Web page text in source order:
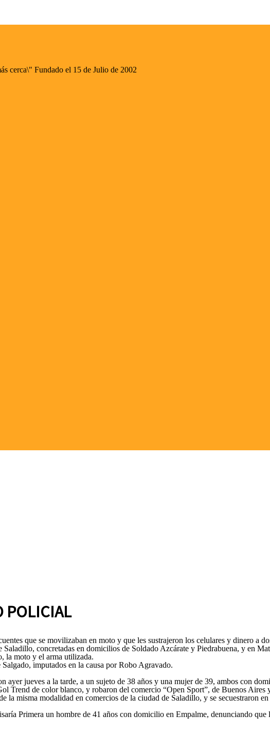
Fundado el 15 de Julio de 2002
POLICIAL
que se movilizaban en moto y que les sustrajeron los celulares y dinero a
concretadas en domicilios de Soldado Azcárate y Piedrabuena, y en
la moto y el arma utilizada.
imputados en la causa por Robo Agravado.
ayer jueves a la tarde, a un sujeto de 38 años y una mujer de 39, ambos con
Trend de color blanco, y robaron del comercio “Open Sport”, de Buenos
la misma modalidad en comercios de la ciudad de Saladillo, y se secuestraron
Primera un hombre de 41 años con domicilio en Empalme, denunciando